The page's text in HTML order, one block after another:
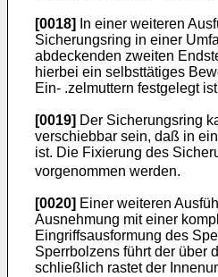
[0018]
In einer weiteren
Sicherungsring in einer
abdeckenden zweiten
hierbei ein selbsttätiges
Ein- .zelmuttern festgelegt
[0019] Der Sicherungsring
verschiebbar sein, daß in
ist. Die Fixierung des
vorgenommen werden.
[0020] Einer weiteren
Ausnehmung mit einer
Eingriffsausformung des
Sperrbolzens führt der über
schließlich rastet der